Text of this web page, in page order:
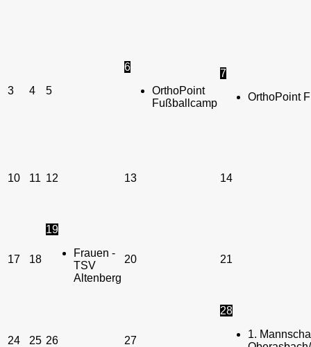
3 4 5
6
OrthoPoint
Fußballcamp
7
OrthoPoint
10 11 12 13 14
17 18
19
Frauen -
TSV
Altenberg
20 21
24 25 26 27
28
1.